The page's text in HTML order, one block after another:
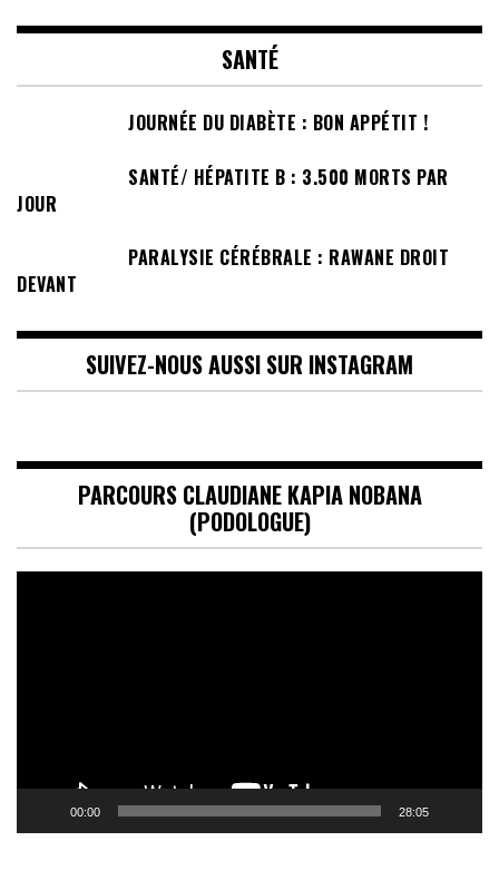
SANTÉ
JOURNÉE DU DIABÈTE : BON APPÉTIT !
SANTÉ/ HÉPATITE B : 3.500 MORTS PAR
JOUR
PARALYSIE CÉRÉBRALE : RAWANE DROIT
DEVANT
SUIVEZ-NOUS AUSSI SUR INSTAGRAM
PARCOURS CLAUDIANE KAPIA NOBANA
(PODOLOGUE)
00:00 28:05